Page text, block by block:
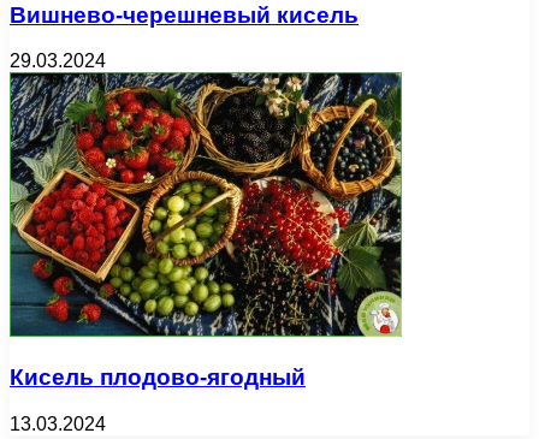
Вишнево-черешневый кисель
29.03.2024
Кисель плодово-ягодный
13.03.2024